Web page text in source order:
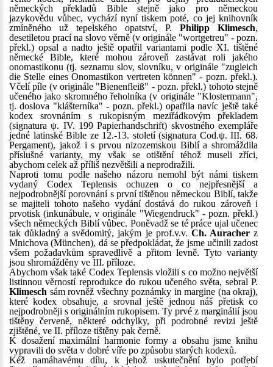
německých překladů Bible stejně jako pro německou
jazykovědu vůbec, vychází nyní tiskem poté, co jej knihovník
zmíněného už tepelského opatství, P. Philipp Klimesch,
desetiletou prací na slovo věrně (v originále "wortgetreu" - pozn.
překl.) opsal a nadto ještě opatřil variantami podle XI. tištěné
německé Bible, které mohou zároveň zastávat roli jakého
onomastikonu (tj. seznamu slov, slovníku, v originále "zugleich
die Stelle eines Onomastikon vertreten können" - pozn. překl.).
Včelí píle (v originále "Bienenfleiß" - pozn. překl.) tohoto stejně
učeného jako skromného řeholníka (v originále "Klostermann",
tj. doslova "klášterníka" - pozn. překl.) opatřila navíc ještě také
kodex srovnáním s rukopisným meziřádkovým překladem
(signatura ψ. IV. 199 Papierhandschrift) skvostného exempláře
jedné latinské Bible ze 12.-13. století (signatura Cod.ψ. III. 68.
Pergament), jakož i s prvou nizozemskou Biblí a shromáždila
příslušné varianty, my však se otištění téhož museli zříci,
abychom celek až příliš nezvětšili a neprodražili.
Naproti tomu podle našeho názoru nemohl být námi tiskem
vydaný Codex Teplensis ochuzen o co nejpřesnější a
nejpodrobnější porovnání s první tištěnou německou Biblí, takže
se majiteli tohoto našeho vydání dostává do rukou zároveň i
prvotisk (inkunábule, v originále "Wiegendruck" - pozn. překl.)
všech německých Biblí vůbec. Poněvadž se té práce ujal učenec
tak důkladný a svědomitý, jakým je prof.v.v. Ch. Auracherz
Mnichova (München), dá se předpokládat, že jsme učinili zadost
všem požadavkům spravedlivě a přitom levně. Tyto varianty
jsou shromážděny ve III. příloze.
Abychom však také Codex Teplensis vložili s co možno největší
listinnou věrností reprodukce do rukou učeného světa, sebral P.
Klimesch sám rovněž všechny poznámky in margine (na okraj),
které kodex obsahuje, a srovnal ještě jednou náš přetisk co
nejpodrobněji s originálním rukopisem. Ty prvé z marginálií jsou
tištěny červeně, některé odchylky, při podrobné revizi ještě
zjištěné, ve II. příloze tištěny pak černě.
K dosažení maximální harmonie formy a obsahu jsme knihu
vypravili do světa v dobré víře po způsobu starých kodexů.
Kéž namáhavému dílu, k jehož uskutečnění bylo potřebí